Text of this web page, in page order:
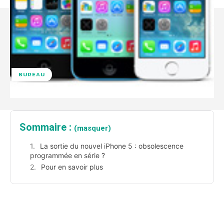
BUREAU
Sommaire : (masquer)
La sortie du nouvel iPhone 5 : obsolescence
programmée en série ?
Pour en savoir plus